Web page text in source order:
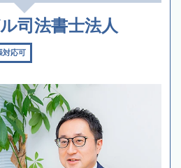
司法書士法人
対応可